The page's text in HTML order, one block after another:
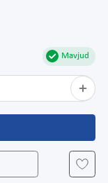
Mavjud